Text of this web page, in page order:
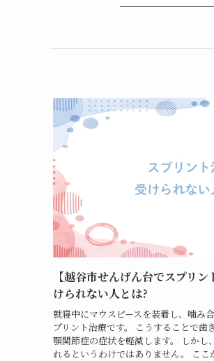
【越谷市せんげん台でスプリ
けられない人とは?
就寝中にマウスピースを装着し、噛み
プリント治療です。 こうすることで歯
顎関節症の症状を軽減します。 しかし
れるというわけではありません。 ここ